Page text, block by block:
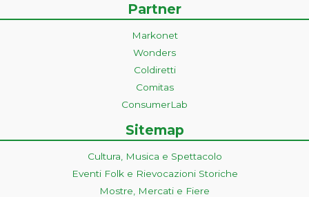
Partner
Markonet
Wonders
Coldiretti
Comitas
ConsumerLab
Sitemap
Cultura, Musica e Spettacolo
Eventi Folk e Rievocazioni Storiche
Mostre, Mercati e Fiere